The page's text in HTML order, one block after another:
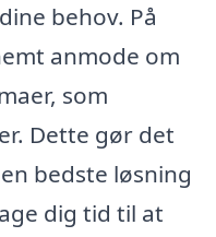
behov. På
anmode om
som
Dette gør det
bedste løsning
dig tid til at